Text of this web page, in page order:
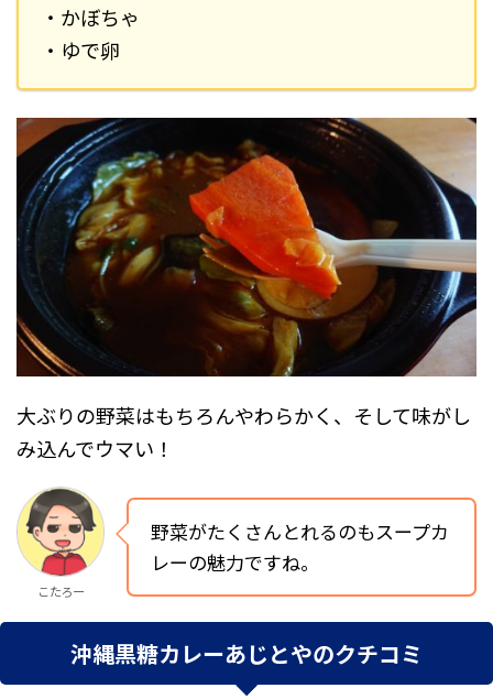
・かぼちゃ
・ゆで卵
大ぶりの野菜はもちろんやわらかく、そして味がし
み込んでウマい！
こたろー
野菜がたくさんとれるのもスープカ
レーの魅力ですね。
沖縄黒糖カレーあじとやのクチコミ